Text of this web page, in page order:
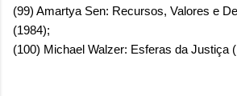
(99) Amartya Sen: Recursos, Valores e
(1984);
(100) Michael Walzer: Esferas da Justiça